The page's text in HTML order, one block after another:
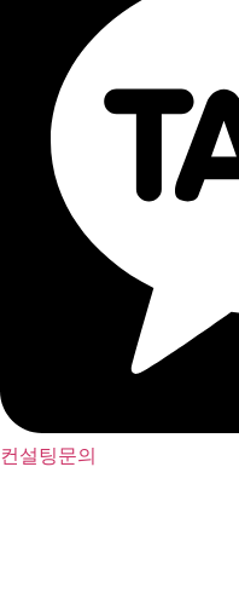
컨설팅문의